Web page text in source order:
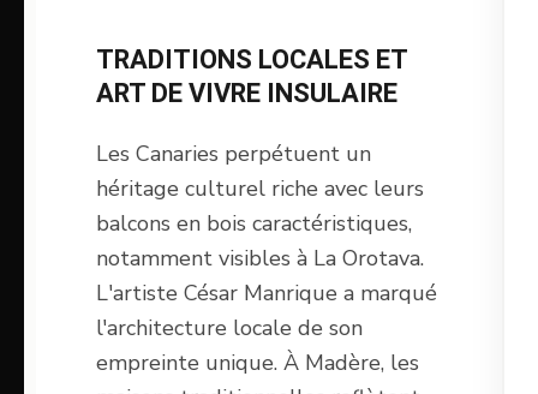
TRADITIONS LOCALES ET
ART DE VIVRE INSULAIRE
Les Canaries perpétuent un
héritage culturel riche avec leurs
balcons en bois caractéristiques,
notamment visibles à La Orotava.
L'artiste César Manrique a marqué
l'architecture locale de son
empreinte unique. À Madère, les